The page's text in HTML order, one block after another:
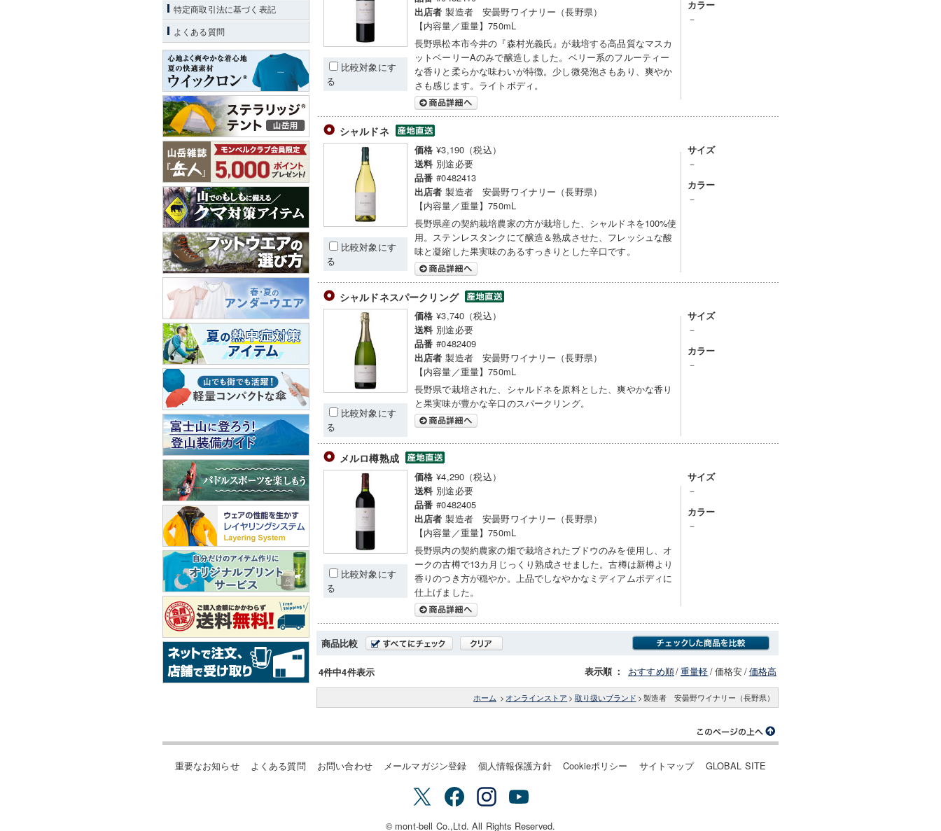
比較対象にす
る
出店者 製造者 安曇野ワイナリー（長野県）
【内容量／重量】750mL
長野県松本市今井の『森村光義氏』が栽培する高品質なマスカ
ットベーリーAのみで醸造しました。ベリー系のフルーティー
な香りと柔らかな味わいが特徴。少し微発泡さもあり、爽やか
さも感じます。ライトボディ。
カラー
－
シャルドネ
比較対象にす
る
価格 ¥3,190（税込）
送料 別途必要
品番 #0482413
出店者 製造者 安曇野ワイナリー（長野県）
【内容量／重量】750mL
長野県産の契約栽培農家の方が栽培した、シャルドネを100%使
用。ステンレスタンクにて醸造＆熟成させた、フレッシュな酸
味と凝縮した果実味のあるすっきりとした辛口です。
サイズ
－
カラー
－
シャルドネスパークリング
比較対象にす
る
価格 ¥3,740（税込）
送料 別途必要
品番 #0482409
出店者 製造者 安曇野ワイナリー（長野県）
【内容量／重量】750mL
長野県で栽培された、シャルドネを原料とした、爽やかな香り
と果実味が豊かな辛口のスパークリング。
サイズ
－
カラー
－
メルロ樽熟成
比較対象にす
る
価格 ¥4,290（税込）
送料 別途必要
品番 #0482405
出店者 製造者 安曇野ワイナリー（長野県）
【内容量／重量】750mL
長野県内の契約農家の畑で栽培されたブドウのみを使用し、オ
ークの古樽で13カ月じっくり熟成させました。古樽は新樽より
香りのつき方が穏やか。上品でしなやかなミディアムボディに
仕上げました。
サイズ
－
カラー
－
商品比較
4件中4件表示 表示順 ： おすすめ順/重量軽/価格安/価格高
ホーム > オンラインストア > 取り扱いブランド > 製造者 安曇野ワイナリー（長野県）
特定商取引法に基づく表記
よくある質問
重要なお知らせ よくある質問 お問い合わせ メールマガジン登録 個人情報保護方針 Cookieポリシー サイトマップ GLOBAL SITE
© mont-bell Co.,Ltd. All Rights Reserved.